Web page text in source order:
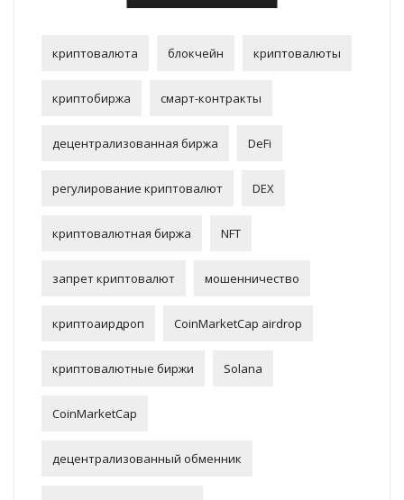
криптовалюта блокчейн криптовалюты
криптобиржа смарт-контракты
децентрализованная биржа DeFi
регулирование криптовалют DEX
криптовалютная биржа NFT
запрет криптовалют мошенничество
криптоаирдроп CoinMarketCap airdrop
криптовалютные биржи Solana
CoinMarketCap
децентрализованный обменник